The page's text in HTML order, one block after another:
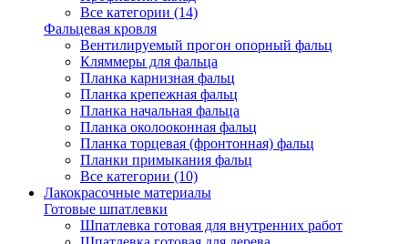
Все категории (14)
Фальцевая кровля
Вентилируемый прогон опорный фальц
Кляммеры для фальца
Планка карнизная фальц
Планка крепежная фальц
Планка начальная фальца
Планка околооконная фальц
Планка торцевая (фронтонная) фальц
Планки примыкания фальц
Все категории (10)
Лакокрасочные материалы
Готовые шпатлевки
Шпатлевка готовая для внутренних работ